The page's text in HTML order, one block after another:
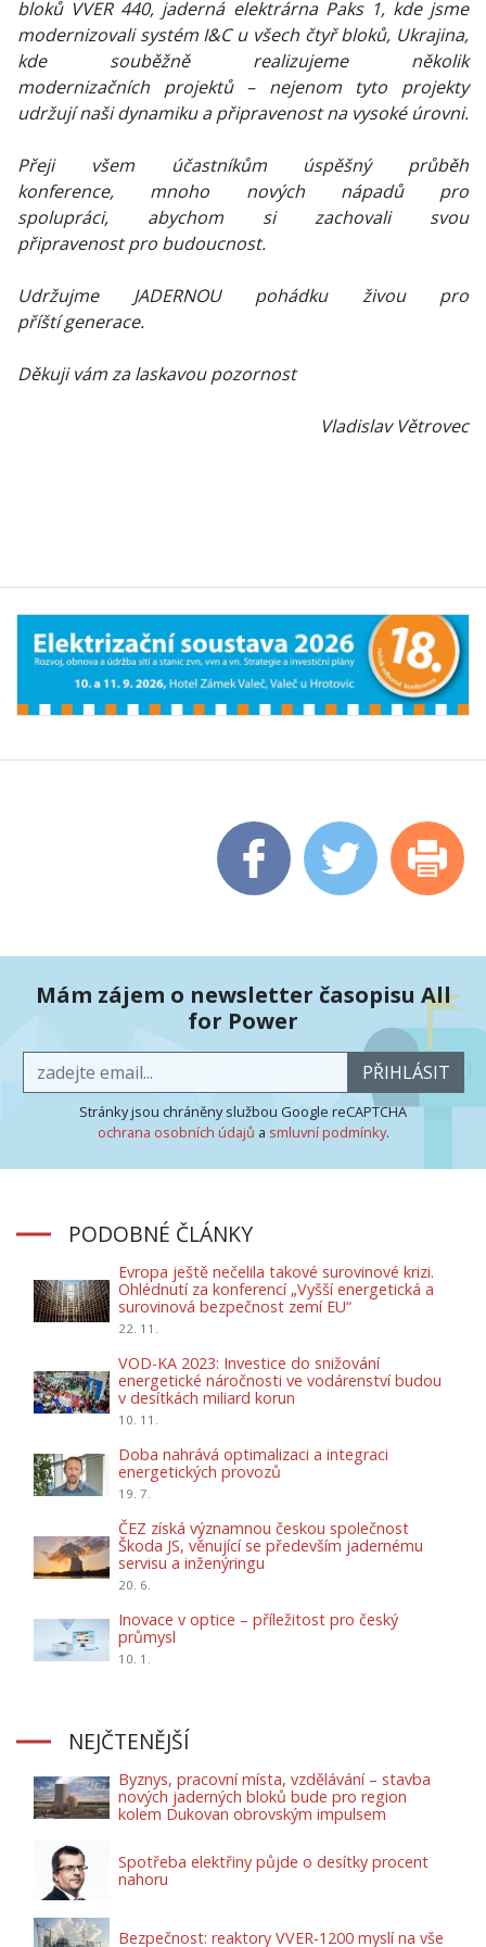
bloků VVER 440, jaderná elektrárna Paks 1, kde jsme
modernizovali systém I&C u všech čtyř bloků, Ukrajina,
kde souběžně realizujeme několik
modernizačních projektů – nejenom tyto projekty
udržují naši dynamiku a připravenost na vysoké úrovni.
Přeji všem účastníkům úspěšný průběh
konference, mnoho nových nápadů pro
spolupráci, abychom si zachovali svou
připravenost pro budoucnost.
Udržujme JADERNOU pohádku živou pro
příští generace.
Děkuji vám za laskavou pozornost
Vladislav Větrovec
Mám zájem o newsletter časopisu All
for Power
PŘIHLÁSIT
Stránky jsou chráněny službou Google reCAPTCHA
ochrana osobních údajů a smluvní podmínky.
PODOBNÉ ČLÁNKY
Evropa ještě nečelila takové surovinové krizi.
Ohlédnutí za konferencí „Vyšší energetická a
surovinová bezpečnost zemí EU“
22. 11.
VOD-KA 2023: Investice do snižování
energetické náročnosti ve vodárenství budou
v desítkách miliard korun
10. 11.
Doba nahrává optimalizaci a integraci
energetických provozů
19. 7.
ČEZ získá významnou českou společnost
Škoda JS, věnující se především jadernému
servisu a inženýringu
20. 6.
Inovace v optice – příležitost pro český
průmysl
10. 1.
NEJČTENĚJŠÍ
Byznys, pracovní místa, vzdělávání – stavba
nových jaderných bloků bude pro region
kolem Dukovan obrovským impulsem
Spotřeba elektřiny půjde o desítky procent
nahoru
Bezpečnost: reaktory VVER-1200 myslí na vše